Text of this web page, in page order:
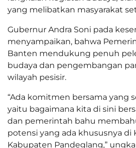
yang melibatkan masyarakat
Gubernur Andra Soni pada
menyampaikan, bahwa
Banten mendukung penuh
budaya dan pengembangan
wilayah pesisir.
“Ada komitmen bersama yang
yaitu bagaimana kita di sini
dan pemerintah bahu
potensi yang ada khususnya di
Kabupaten Pandeglang,”